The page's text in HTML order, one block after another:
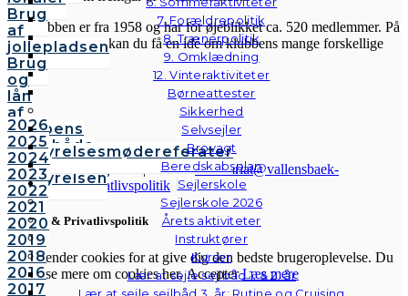
7. Forældrepolitik
8. Trænerpolitik
9. Omklædning
12. Vinteraktiviteter
Børneattester
Sikkerhed
Selvsejler
Brovagt
Beredskabsplan
Sejlerskole
Sejlerskole 2026
Årets aktiviteter
Instruktører
Kurser
Lær at sejle sejlbåd 1. & 2. år
Brug
af
jollepladsen
Brug
og
lån
af
klubbens
følgebåde
Vedtægter
Bestyrelsen
Bestyrelsesmødereferater
2026
2025
2024
2023
2022
2021
2020
2019
2018
2016
2017
Sejlklubben er fra 1958 og har for øjeblikket ca. 520 medlemmer. På
hjemmesiden her kan du få en idé om klubbens mange forskellige
aktiviteter.
© Vallensbæk Sejlklub | E-mail:sekretariat@vallensbaek-
sejlklub.dk|Privatlivspolitik
Cookies & Privatlivspolitik
Vi anvender cookies for at give dig den bedste brugeroplevelse. Du
kan læse mere om cookies her.Accepter Læs mere